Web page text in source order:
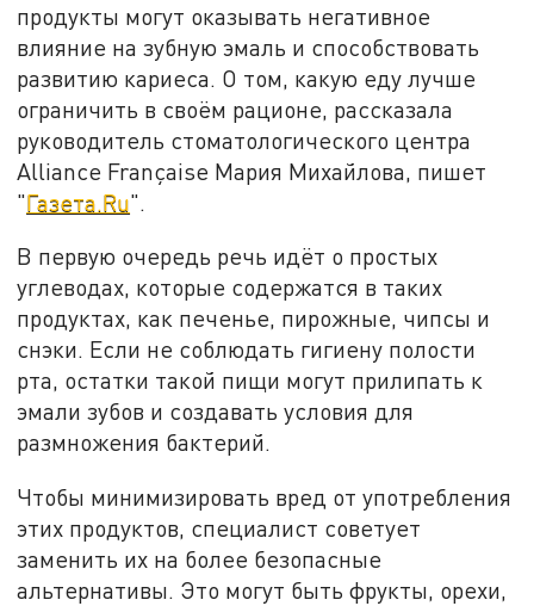
продукты могут оказывать негативное
влияние на зубную эмаль и способствовать
развитию кариеса. О том, какую еду лучше
ограничить в своём рационе, рассказала
руководитель стоматологического центра
Alliance Françaisе Мария Михайлова, пишет
"Газета.Ru".
В первую очередь речь идёт о простых
углеводах, которые содержатся в таких
продуктах, как печенье, пирожные, чипсы и
снэки. Если не соблюдать гигиену полости
рта, остатки такой пищи могут прилипать к
эмали зубов и создавать условия для
размножения бактерий.
Чтобы минимизировать вред от употребления
этих продуктов, специалист советует
заменить их на более безопасные
альтернативы. Это могут быть фрукты, орехи,